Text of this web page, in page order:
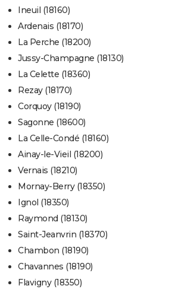
Ineuil (18160)
Ardenais (18170)
La Perche (18200)
Jussy-Champagne (18130)
La Celette (18360)
Rezay (18170)
Corquoy (18190)
Sagonne (18600)
La Celle-Condé (18160)
Ainay-le-Vieil (18200)
Vernais (18210)
Mornay-Berry (18350)
Ignol (18350)
Raymond (18130)
Saint-Jeanvrin (18370)
Chambon (18190)
Chavannes (18190)
Flavigny (18350)